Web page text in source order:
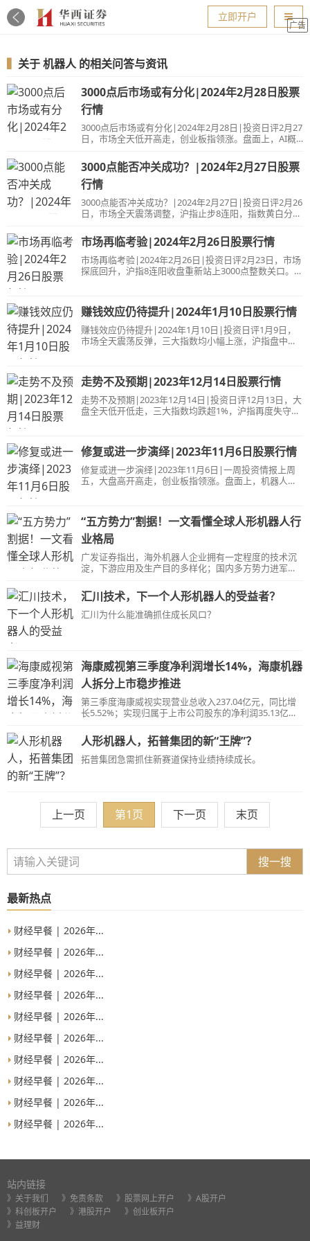
导航
立即开户
广告
关于机器人的相关问答与资讯
3000点后市场或有分化|2024年2月28日股票
行情
3000点后市场或有分化|2024年2月28日|投资日评2月27
日，市场全天低开高走，创业板指领涨。盘面上，AI概
新高，明阳电路、东田微、铭普光磁涨停；算力概念股
震荡走高，中科曙光、高新发展、真视通等10股涨停。
机器人概念股维持强势，宏德股份、东杰智能、东方精
工、爱仕达等30余股涨停。汽车产业链个股表现活跃，
海泰科、三联锻造、渤海汽车等涨停。卫星导航概念股
午后走强，陕西华达、振华科技、中国卫通等涨停。总
涨停。沪深两市昨日成交额9900亿，较上个交易日放量9
亿。&nbsp;板块上，机器人概念持续
3000点能否冲关成功？|2024年2月27日股票
行情
3000点能否冲关成功？|2024年2月27日|投资日评2月26
日，市场全天震荡调整，沪指止步8连阳，指数黄白分时
念股开盘大涨，华中数控、宏德股份、华东重机、华东
数控等近20股涨停；智能物流概念股表现活跃，东杰智
能、音飞储存、天奇股份等10余股涨停；机器人概念股
持续活跃，中亚股份、丰立智能、克来机电、克劳斯等
超50股涨停。飞行汽车概念股尾盘活跃，山河智能、光
整，中煤能源跌近5%。总体上个股涨多跌少，全市场超
3600只个股上涨，逾百股涨停。沪深两市
市场再临考验|2024年2月26日股票行情
市场再临考验|2024年2月26日|投资日评2月23日，市场
探底回升，沪指8连阳收盘重新站上3000点整数关口。盘
伟达概念股开盘拉升，中富通、博杰股份、利通电子、
卓朗科技等涨停；算力概念股维持强势，铜牛信息、高
新发展、云赛智联等涨停。MR概念股大幅反弹，奥拓电
子、淳中科技、兆威机电涨停。新型工业化概念股震荡
走高，东杰智能、克劳斯、克来机电、合锻智能等10余
逾百股涨停。沪深两市上周五成交额921
赚钱效应仍待提升|2024年1月10日股票行情
赚钱效应仍待提升|2024年1月10日|投资日评1月9日，
市场全天震荡反弹，三大指数均小幅上涨，沪指盘中一
涨，百胜,光伏、锂电池等新能源赛道股一度反弹。下跌
方面，信创概念股陷入调整。总体上个股涨多跌少，全
市场超3400只个股上涨。沪深两市昨日成交额6742亿，
较上个交易日放量166亿。&nbsp;板块上，旅游、冰雪
概念再度强势，长白山6连板，大连圣亚5连板，欧亚集
等板块进行扩散炒作，像中兴商业、大连友谊
走势不及预期|2023年12月14日股票行情
走势不及预期|2023年12月14日|投资日评12月13日，大
盘全天低开低走，三大指数均跌超1%，沪指再度失守
革概念股持续爆发，医药股集体逆势走强，机器人概念
股盘中拉升，多模态概念股走势分化。下跌方面，白
酒、食品等消费股陷入调整。总体上个股跌多涨少，全
市场超3500只个股下跌。沪深两市昨日成交额7686亿，
较上个交易日缩量189亿。&nbsp;板块上，医药板块逆
堂、新华制药涨幅居前。消息面上
修复或进一步演绎|2023年11月6日股票行情
修复或进一步演绎|2023年11月6日|一周投资情报上周
五，大盘高开高走，创业板指领涨。盘面上，机器人概
等题材板块均有所表现。下跌方面，医药股陷入调整。
总体上个股涨多跌少，两市超3600只个股上涨。沪深两
市上周五成交额8095亿，较上个交易日放量428亿。板
块方面板块上，半导体芯片板块午后集体拉升，其中
Chiplet概念领涨两市，甬矽电子涨停、华海诚科、深科
达、国芯科技涨超10%，康强电子、同兴达涨停。消息
利公布，申请公布日为10月31日，申请公布号
“五方势力”割据！一文看懂全球人形机器人行
业格局
广发证券指出，海外机器人企业拥有一定程度的技术沉
淀，下游应用及生产目的多样化；国内多方势力进军机
赋能下“具身智能”渐行渐近。
汇川技术，下一个人形机器人的受益者？
汇川为什么能准确抓住成长风口？
海康威视第三季度净利润增长14%，海康机器
人拆分上市稳步推进
第三季度海康威视实现营业总收入237.04亿元，同比增
长5.52%；实现归属于上市公司股东的净利润35.13亿
人形机器人，拓普集团的新“王牌”？
拓普集团急需抓住新赛道保持业绩持续成长。
上一页 第1页 下一页 末页
搜一搜
最新热点
财经早餐 | 2026年...
财经早餐 | 2026年...
财经早餐 | 2026年...
财经早餐 | 2026年...
财经早餐 | 2026年...
财经早餐 | 2026年...
财经早餐 | 2026年...
财经早餐 | 2026年...
财经早餐 | 2026年...
财经早餐 | 2026年...
站内链接
》关于我们 》免责条款 》股票网上开户
》A股开户
》科创板开户
》港股开户
》创业板开户
》益理财